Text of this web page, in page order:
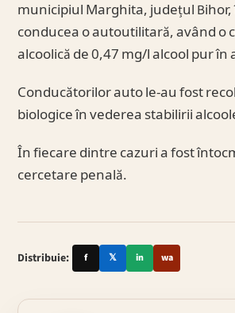
municipiul Marghita, județul Bihor,
conducea o autoutilitară, având o
alcoolică de 0,47 mg/l alcool pur în
Conducătorilor auto le-au fost
biologice în vederea stabilirii
În fiecare dintre cazuri a fost
cercetare penală.
Distribuie: f 𝕏 in wa